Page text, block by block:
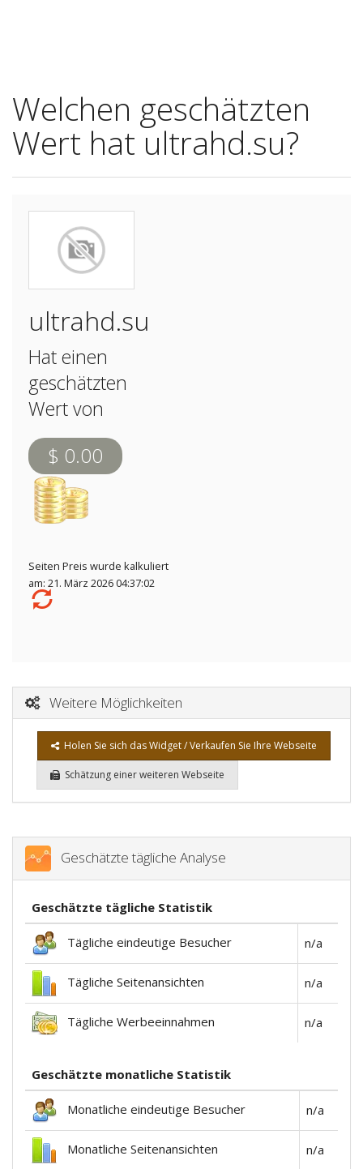
Welchen geschätzten
Wert hat ultrahd.su?
ultrahd.su
Hat einen
geschätzten
Wert von
$ 0.00
Seiten Preis wurde kalkuliert
am: 21. März 2026 04:37:02
Weitere Möglichkeiten
Holen Sie sich das Widget / Verkaufen Sie Ihre Webseite
Schätzung einer weiteren Webseite
Geschätzte tägliche Analyse
Geschätzte tägliche Statistik
Tägliche eindeutige Besucher n/a
Tägliche Seitenansichten n/a
Tägliche Werbeeinnahmen n/a
Geschätzte monatliche Statistik
Monatliche eindeutige Besucher n/a
Monatliche Seitenansichten n/a